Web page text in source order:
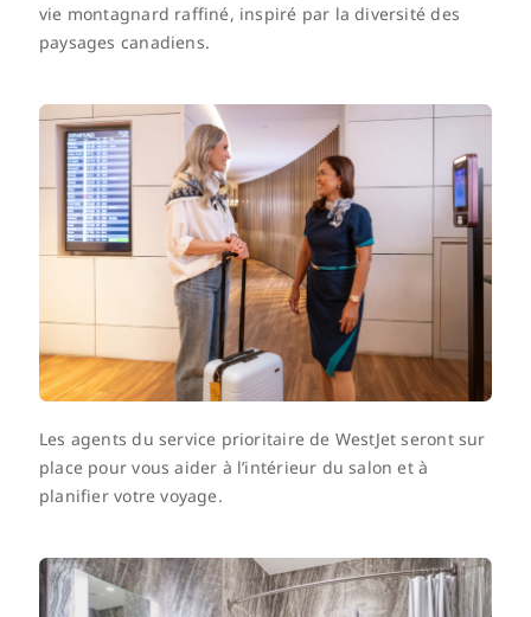
vie montagnard raffiné, inspiré par la diversité des
paysages canadiens.
Les agents du service prioritaire de WestJet seront sur
place pour vous aider à l’intérieur du salon et à
planifier votre voyage.